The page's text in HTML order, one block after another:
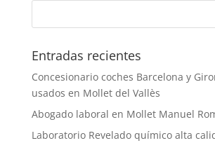
Entradas recientes
Concesionario coches Barcelona y
usados en Mollet del Vallès
Abogado laboral en Mollet Manuel
Laboratorio Revelado químico alta